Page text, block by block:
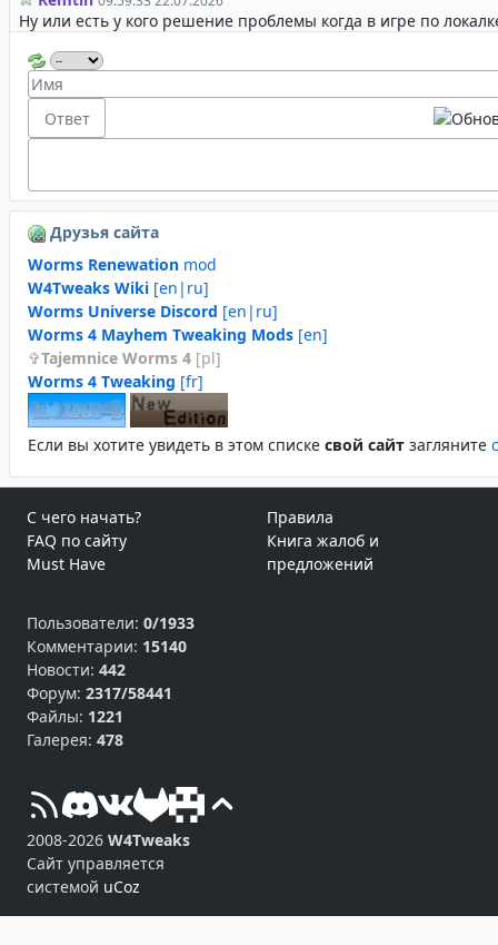
Друзья сайта
Worms Renewation mod
W4Tweaks Wiki [en|ru]
Worms Universe Discord [en|ru]
Worms 4 Mayhem Tweaking Mods [en]
Tajemnice Worms 4 [pl]
Worms 4 Tweaking [fr]
Если вы хотите увидеть в этом спиcке свой сайт загляните
С чего начать?
FAQ по сайту
Must Have
Правила
Книга жалоб и
предложений
Пользователи: 0/1933
Комментарии: 15140
Новости: 442
Форум: 2317/58441
Файлы: 1221
Галерея: 478
2008-2026 W4Tweaks
Сайт управляется
системой uCoz